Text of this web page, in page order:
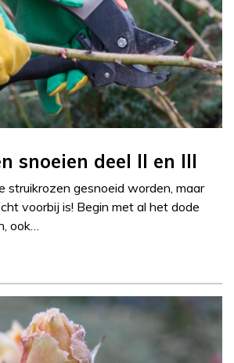
snoeien deel II en III
struikrozen gesnoeid worden, maar
voorbij is! Begin met al het dode
ook…